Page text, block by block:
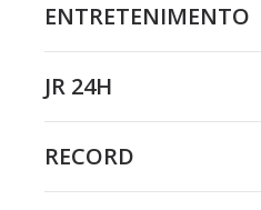
ENTRETENIMENTO
JR 24H
RECORD